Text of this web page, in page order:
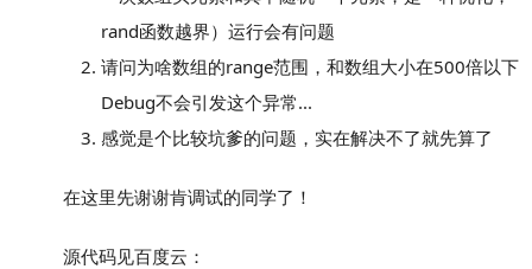
rand函数越界）运行会有问题
请问为啥数组的range范围，和数组大小在500倍以下
Debug不会引发这个异常...
感觉是个比较坑爹的问题，实在解决不了就先算了
在这里先谢谢肯调试的同学了！
源代码见百度云：